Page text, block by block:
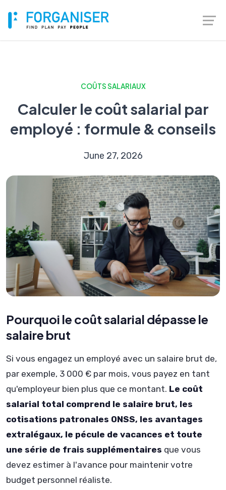
COÛTS SALARIAUX
Calculer le coût salarial par
employé : formule & conseils
June 27, 2026
Pourquoi le coût salarial dépasse le
salaire brut
Si vous engagez un employé avec un salaire brut de,
par exemple, 3 000 € par mois, vous payez en tant
qu'employeur bien plus que ce montant. Le coût
salarial total comprend le salaire brut, les
cotisations patronales ONSS, les avantages
extralégaux, le pécule de vacances et toute
une série de frais supplémentaires que vous
devez estimer à l'avance pour maintenir votre
budget personnel réaliste.